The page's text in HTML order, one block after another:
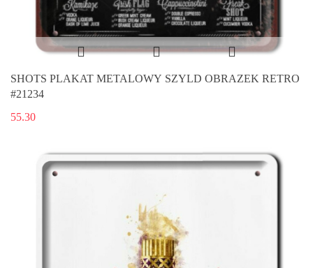
SHOTS PLAKAT METALOWY SZYLD OBRAZEK RETRO
#21234
55.30